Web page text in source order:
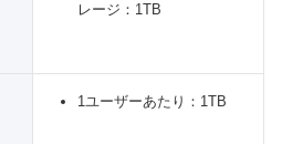
レージ：1TB
1ユーザーあたり：1TB